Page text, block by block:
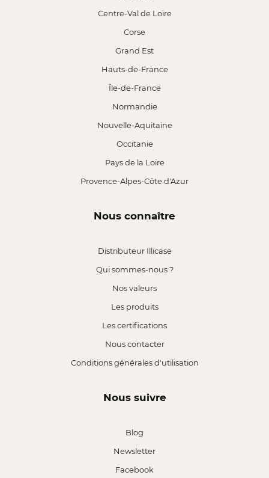
Centre-Val de Loire
Corse
Grand Est
Hauts-de-France
Île-de-France
Normandie
Nouvelle-Aquitaine
Occitanie
Pays de la Loire
Provence-Alpes-Côte d'Azur
Nous connaître
Distributeur Illicase
Qui sommes-nous ?
Nos valeurs
Les produits
Les certifications
Nous contacter
Conditions générales d'utilisation
Nous suivre
Blog
Newsletter
Facebook